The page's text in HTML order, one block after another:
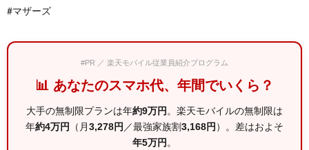
#マザーズ
#PR ／ 楽天モバイル従業員紹介プログラム
📊 あなたのスマホ代、年間でいくら？
大手の無制限プランは年約9万円。楽天モバイルの無制限は
年約4万円 （月3,278円 ／最強家族割3,168円）。差はおよそ
年5万円。